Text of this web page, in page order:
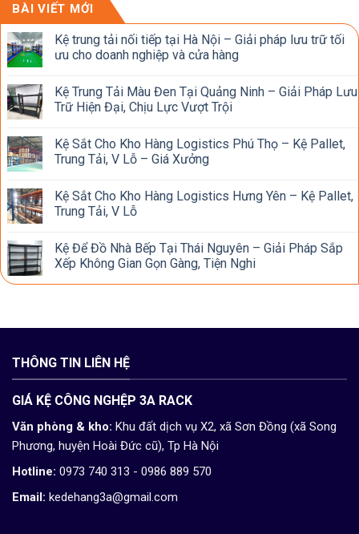
BÀI VIẾT MỚI
Kệ trung tải nối tiếp tại Hà Nội – Giải pháp lưu trữ tối
ưu cho doanh nghiệp và cửa hàng
Kệ Trung Tải Màu Đen Tại Quảng Ninh – Giải Pháp Lưu
Trữ Hiện Đại, Chịu Lực Vượt Trội
Kệ Sắt Cho Kho Hàng Logistics Phú Thọ – Kệ Pallet,
Trung Tải, V Lỗ – Giá Xưởng
Kệ Sắt Cho Kho Hàng Logistics Hưng Yên – Kệ Pallet,
Trung Tải, V Lỗ
Kệ Để Đồ Nhà Bếp Tại Thái Nguyên – Giải Pháp Sắp
Xếp Không Gian Gọn Gàng, Tiện Nghi
THÔNG TIN LIÊN HỆ
GIÁ KỆ CÔNG NGHỆP 3A RACK
Văn phòng & kho: Khu đất dịch vụ X2, xã Sơn Đồng (xã Song
Phương, huyện Hoài Đức cũ), Tp Hà Nội
Hotline: 0973 740 313 - 0986 889 570
Email: kedehang3a@gmail.com